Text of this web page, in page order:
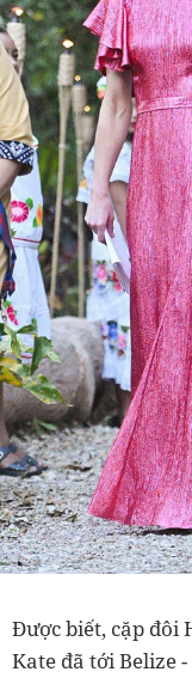
Được biết, cặp đôi
Kate đã tới Belize